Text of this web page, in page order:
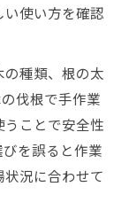
使い方を確認
種類、根の太
伐根で手作業
ことで安全性
を誤ると作業
況に合わせて